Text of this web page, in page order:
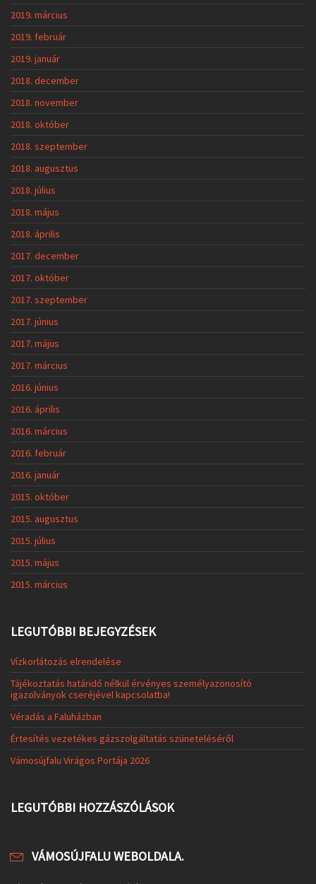
2019. március
2019. február
2019. január
2018. december
2018. november
2018. október
2018. szeptember
2018. augusztus
2018. július
2018. május
2018. április
2017. december
2017. október
2017. szeptember
2017. június
2017. május
2017. március
2016. június
2016. április
2016. március
2016. február
2016. január
2015. október
2015. augusztus
2015. július
2015. május
2015. március
LEGUTÓBBI BEJEGYZÉSEK
Vízkorlátozás elrendelése
Tájékoztatás határidő nélkül érvényes személyazonosító
igazolványok cseréjével kapcsolatba!
Véradás a Faluházban
Értesítés vezetékes gázszolgáltatás szüneteléséről
Vámosújfalu Virágos Portája 2026
LEGUTÓBBI HOZZÁSZÓLÁSOK
VÁMOSÚJFALU WEBOLDALA.